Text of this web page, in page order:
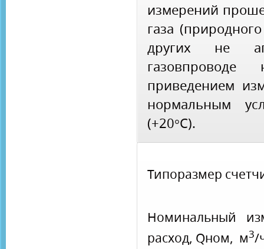
измерений
газа
других не
приведением
нормальным
(+20°С).
Типоразмер
Номинальный
расход, Qном, м3/